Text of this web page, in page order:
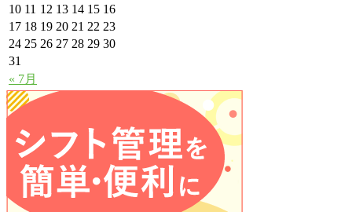
« 7月
10 11 12 13 14 15 16
17 18 19 20 21 22 23
24 25 26 27 28 29 30
31